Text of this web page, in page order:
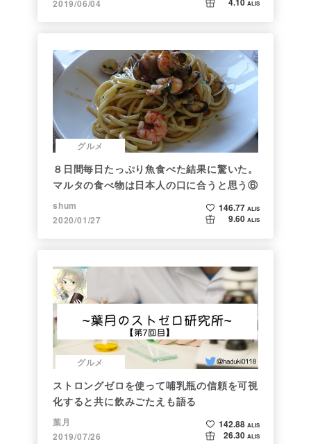
2019/06/04
ALIS
グルメ
８日間毎日たっぷり魚食べた結果に驚いた。
マルタの食べ物は日本人の口に合うと思う⑥
shum
2020/01/27
146.77 ALIS
9.60 ALIS
グルメ
ストロングゼロを使って哺乳瓶の信頼を可視
化すると共に飲みごたえも語る
葉月
2019/07/26
142.88 ALIS
26.30 ALIS